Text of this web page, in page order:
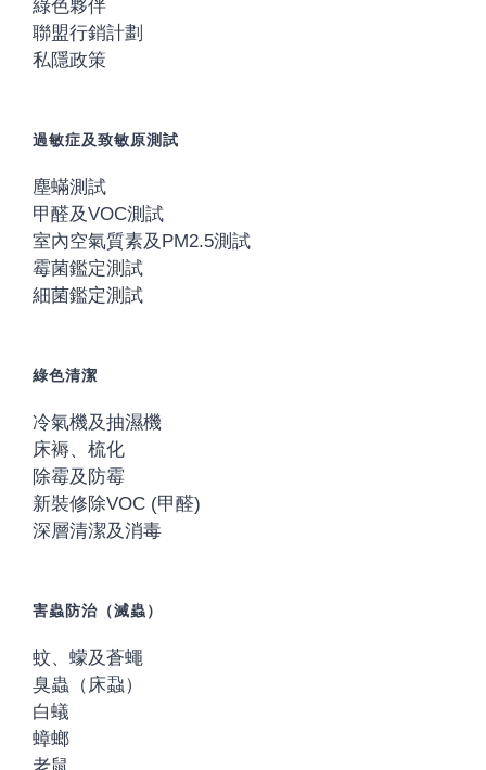
綠色夥伴
聯盟行銷計劃
私隱政策
過敏症及致敏原測試
塵蟎測試
甲醛及VOC測試
室內空氣質素及PM2.5測試
霉菌鑑定測試
細菌鑑定測試
綠色清潔
冷氣機及抽濕機
床褥、梳化
除霉及防霉
新裝修除VOC (甲醛)
深層清潔及消毒
害蟲防治（滅蟲）
蚊、蠓及蒼蠅
臭蟲（床蝨）
白蟻
蟑螂